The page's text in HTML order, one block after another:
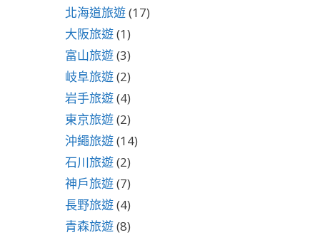
北海道旅遊(17)
大阪旅遊(1)
富山旅遊(3)
岐阜旅遊(2)
岩手旅遊(4)
東京旅遊(2)
沖繩旅遊(14)
石川旅遊(2)
神戶旅遊(7)
長野旅遊(4)
青森旅遊(8)